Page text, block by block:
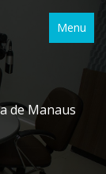
Menu
de Manaus